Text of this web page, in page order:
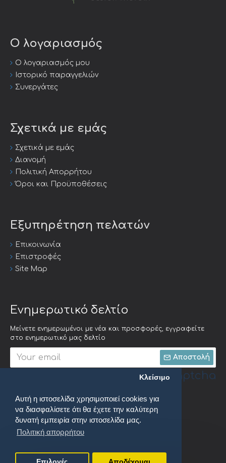
Αυτή η ιστοσελίδα χρησιμοποιεί cookies για
να διασφαλίσετε ότι θα έχετε την καλύτερη
δυνατή εμπειρία στην ιστοσελίδα μας.
Πολιτική απορρήτου
Κλείσιμο
Ο λογαριασμός
Ο λογαριασμός μου
Ιστορικό παραγγελιών
Συνεργάτες
Σχετικά με εμάς
Σχετικά με εμάς
Διανομή
Πολιτική Απορρήτου
Όροι και Προϋποθέσεις
Εξυπηρέτηση πελατών
Επικοινωνία
Επιστροφές
Site Map
Ενημερωτικό δελτίο
Μείνετε ενημερωμένοι με νέα και προσφορές, εγγραφείτε
στο ενημερωτικό μας δελτίο
Αποστολή
Captcha
Συμπληρώστε την
ακόλουθη
επαλήθευση
captcha
Πολιτική απορρήτου